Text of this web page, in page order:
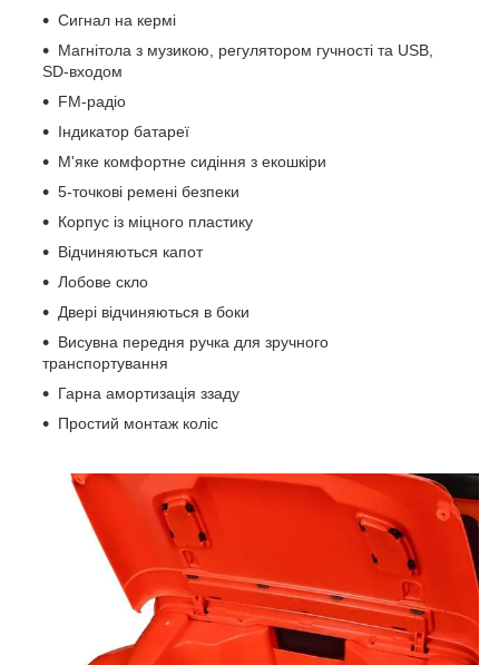
Сигнал на кермі
Магнітола з музикою, регулятором гучності та USB,
SD-входом
FM-радіо
Індикатор батареї
М'яке комфортне сидіння з екошкіри
5-точкові ремені безпеки
Корпус із міцного пластику
Відчиняються капот
Лобове скло
Двері відчиняються в боки
Висувна передня ручка для зручного
транспортування
Гарна амортизація ззаду
Простий монтаж коліс